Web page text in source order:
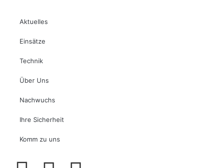
Aktuelles
Einsätze
Technik
Über Uns
Nachwuchs
Ihre Sicherheit
Komm zu uns